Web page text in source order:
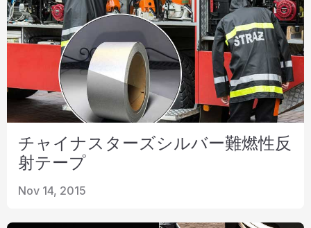
チャイナスターズシルバー難燃性反
射テープ
Nov 14, 2015